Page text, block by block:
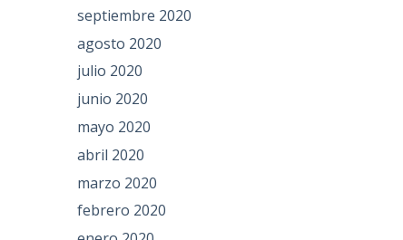
septiembre 2020
agosto 2020
julio 2020
junio 2020
mayo 2020
abril 2020
marzo 2020
febrero 2020